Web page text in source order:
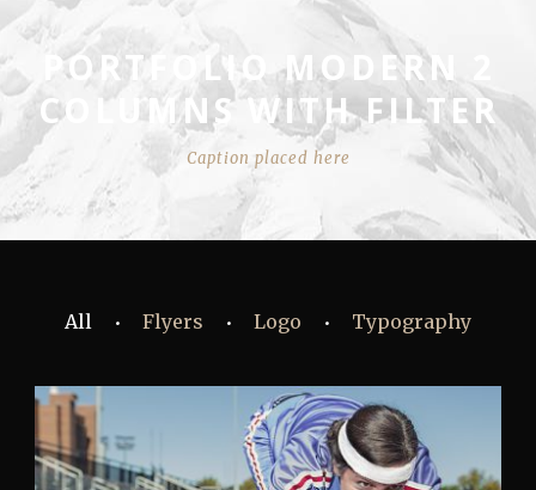
PORTFOLIO MODERN 2
COLUMNS WITH FILTER
Caption placed here
All • Flyers • Logo • Typography